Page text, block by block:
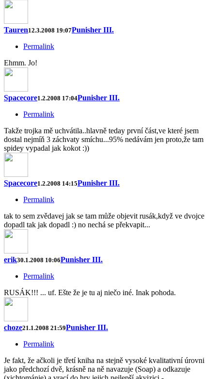
Tauren12.3.2008 19:07Punisher III.
Permalink
Ehmm. Jo!
Spacecore1.2.2008 17:04Punisher III.
Permalink
Takže trojka mě uchvátila..hlavně teday první část,ve které jsem
dostal nejmíň 3 záchvaty smíchu...95% nedávám jen proto,že tam
spidey vypadal jak kokot :))
Spacecore1.2.2008 14:15Punisher III.
Permalink
tak to sem zvědavej jak se tam může objevit rusák,když ve dvojce
dopadl tak jak dopadl :) no nechá se překvapit...
erik30.1.2008 10:06Punisher III.
Permalink
RUSÁK!!! ... uf. Ešte že je tu aj niečo iné. Inak pohoda.
choze21.1.2008 21:59Punisher III.
Permalink
Je fakt, že ačkoli je třetí kniha na stejně vysoké kvalitativní úrovni
jako předchozí dvě, krásně na ně navazuje (Soap) a odkazuje